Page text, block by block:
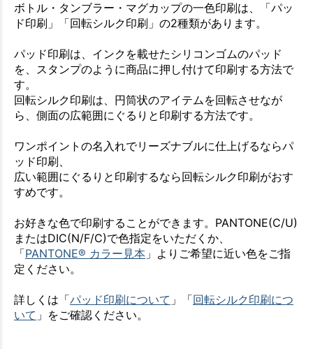
ボトル・タンブラー・マグカップの一色印刷は、「パッ
ド印刷」「回転シルク印刷」の2種類があります。
パッド印刷は、インクを載せたシリコンゴムのパッド
を、スタンプのように商品に押し付けて印刷する方法で
す。
回転シルク印刷は、円筒状のアイテムを回転させなが
ら、側面の広範囲にぐるりと印刷する方法です。
ワンポイントの名入れでリーズナブルに仕上げるならパ
ッド印刷、
広い範囲にぐるりと印刷するなら回転シルク印刷がおす
すめです。
お好きな色で印刷することができます。PANTONE(C/U)
またはDIC(N/F/C)で色指定をいただくか、
「PANTONE® カラー見本 」よりご希望に近い色をご指
定ください。
詳しくは「パッド印刷について 」「回転シルク印刷につ
いて 」をご確認ください。